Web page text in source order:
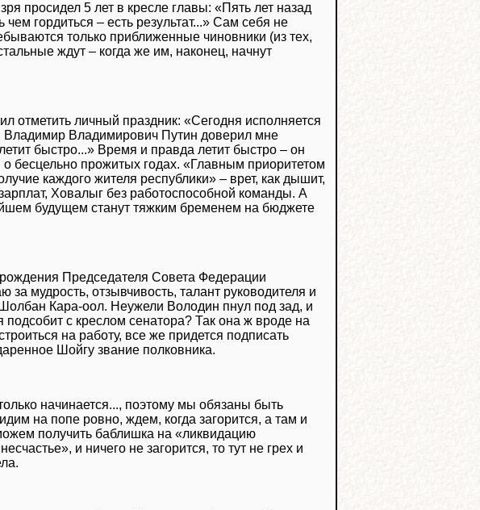
просидел 5 лет в кресле главы: «Пять лет назад
гордиться – есть результат...» Сам себя не
только приближенные чиновники (из тех,
ждут – когда же им, наконец, начнут
отметить личный праздник: «Сегодня исполняется
Владимир Владимирович Путин доверил мне
быстро...» Время и правда летит быстро – он
бесцельно прожитых годах. «Главным приоритетом
каждого жителя республики» – врет, как дышит,
Ховалыг без работоспособной команды. А
будущем станут тяжким бременем на бюджете
Председателя Совета Федерации
мудрость, отзывчивость, талант руководителя и
Кара-оол. Неужели Володин пнул под зад, и
с креслом сенатора? Так она ж вроде на
на работу, все же придется подписать
Шойгу звание полковника.
начинается..., поэтому мы обязаны быть
на попе ровно, ждем, когда загорится, а там и
получить баблишка на «ликвидацию
и ничего не загорится, то тут не грех и